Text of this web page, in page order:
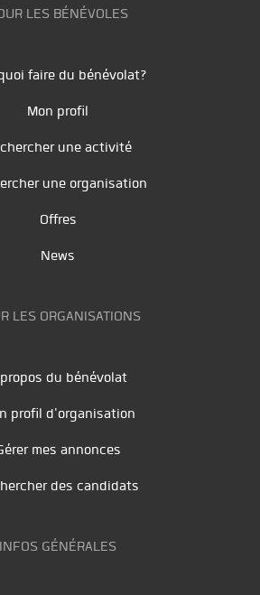
LES BÉNÉVOLES
faire du bénévolat?
Mon profil
une activité
une organisation
Offres
News
LES ORGANISATIONS
du bénévolat
profil d'organisation
mes annonces
des candidats
INFOS GÉNÉRALES